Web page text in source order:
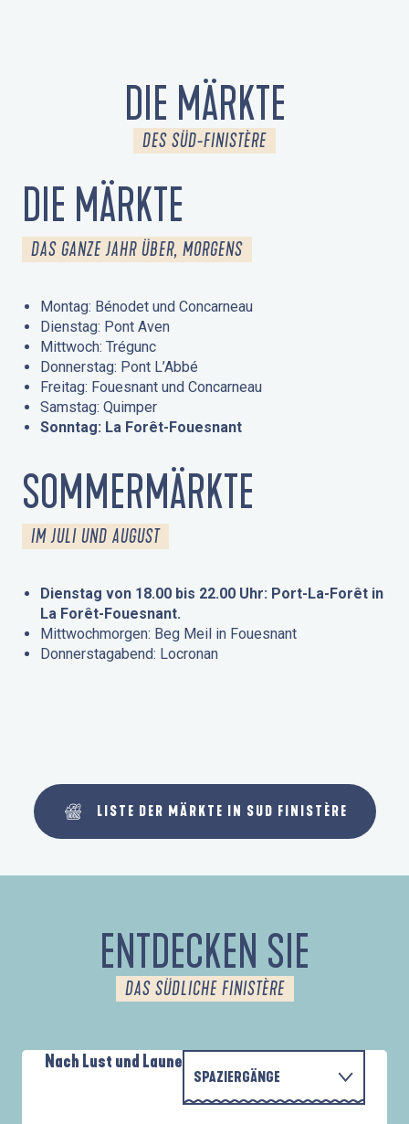
DIE MÄRKTE
DES SÜD-FINISTÈRE
DIE MÄRKTE
DAS GANZE JAHR ÜBER, MORGENS
Montag: Bénodet und Concarneau
Dienstag: Pont Aven
Mittwoch: Trégunc
Donnerstag: Pont L’Abbé
Freitag: Fouesnant und Concarneau
Samstag: Quimper
Sonntag: La Forêt-Fouesnant
SOMMERMÄRKTE
IM JULI UND AUGUST
Dienstag von 18.00 bis 22.00 Uhr: Port-La-Forêt in
La Forêt-Fouesnant.
Mittwochmorgen: Beg Meil in Fouesnant
Donnerstagabend: Locronan
LISTE DER MÄRKTE IN SUD FINISTÈRE
ENTDECKEN SIE
DAS SÜDLICHE FINISTÈRE
Nach Lust und Laune
SPAZIERGÄNGE